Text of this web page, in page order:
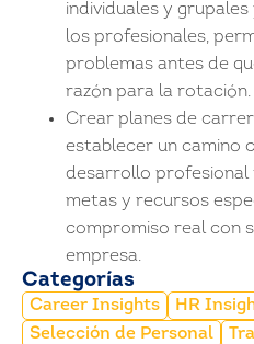
individuales y
los profesionales,
problemas antes de
razón para la rotación.
Crear planes de
establecer un camino
desarrollo profesional
metas y recursos
compromiso real con
empresa.
Categorías
Career Insights HR
Selección de Personal